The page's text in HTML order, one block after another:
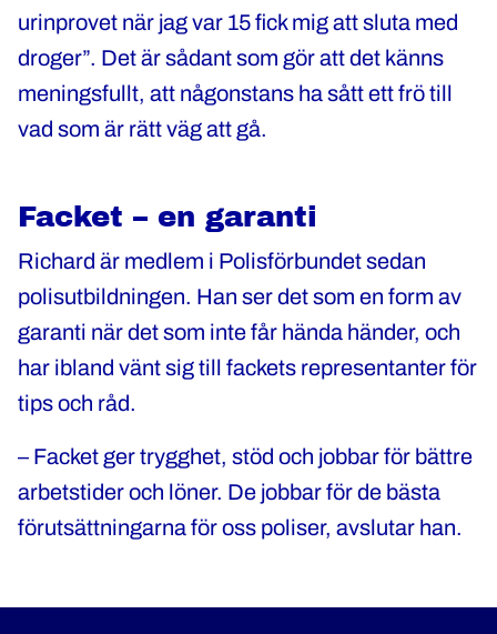
urinprovet när jag var 15 fick mig att sluta med
droger”. Det är sådant som gör att det känns
meningsfullt, att någonstans ha sått ett frö till
vad som är rätt väg att gå.
Facket – en garanti
Richard är medlem i Polisförbundet sedan
polisutbildningen. Han ser det som en form av
garanti när det som inte får hända händer, och
har ibland vänt sig till fackets representanter för
tips och råd.
– Facket ger trygghet, stöd och jobbar för bättre
arbetstider och löner. De jobbar för de bästa
förutsättningarna för oss poliser, avslutar han.